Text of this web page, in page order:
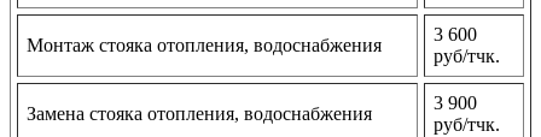
Монтаж стояка отопления, водоснабжения
3 600
руб/тчк.
Замена стояка отопления, водоснабжения
3 900
руб/тчк.